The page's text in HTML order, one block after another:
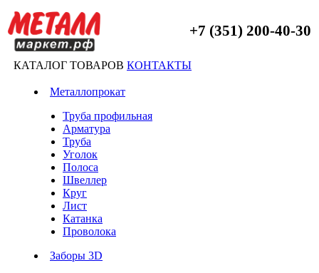
+7 (351) 200-40-30
КАТАЛОГ ТОВАРОВ КОНТАКТЫ
Металлопрокат
Труба профильная
Арматура
Труба
Уголок
Полоса
Швеллер
Круг
Лист
Катанка
Проволока
Заборы 3D